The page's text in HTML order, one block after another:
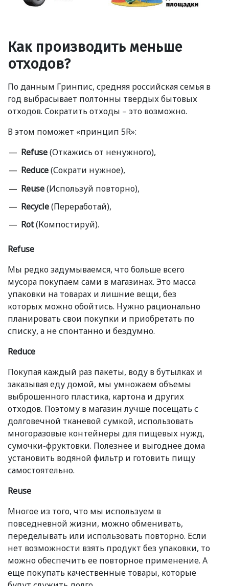
Как производить меньше
отходов?
По данным Гринпис, средняя российская семья в
год выбрасывает полтонны твердых бытовых
отходов. Сократить отходы – это возможно.
В этом поможет «принцип 5R»:
Refuse(Откажись от ненужного),
Reduce(Сократи нужное),
Reuse(Используй повторно),
Recycle(Переработай),
Rot(Компостируй).
Refuse
Мы редко задумываемся, что больше всего
мусора покупаем сами в магазинах. Это масса
упаковки на товарах и лишние вещи, без
которых можно обойтись. Нужно рационально
планировать свои покупки и приобретать по
списку, а не спонтанно и бездумно.
Reduce
Покупая каждый раз пакеты, воду в бутылках и
заказывая еду домой, мы умножаем объемы
выброшенного пластика, картона и других
отходов. Поэтому в магазин лучше посещать с
долговечной тканевой сумкой, использовать
многоразовые контейнеры для пищевых нужд,
сумочки-фруктовки. Полезнее и выгоднее дома
установить водяной фильтр и готовить пищу
самостоятельно.
Reuse
Многое из того, что мы используем в
повседневной жизни, можно обменивать,
переделывать или использовать повторно. Если
нет возможности взять продукт без упаковки, то
можно обеспечить ее повторное применение. А
еще покупать качественные товары, которые